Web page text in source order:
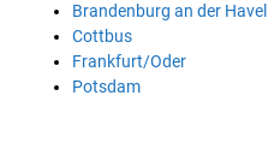
Brandenburg an der Havel
Cottbus
Frankfurt/Oder
Potsdam